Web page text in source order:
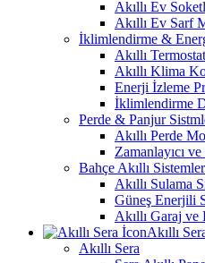
Akıllı Ev
Akıllı Ev Sarf
İklimlendirme &
Akıllı
Akıllı Klima
Enerji İzleme
İklimlendirme
Perde & Panjur
Akıllı Perde
Zamanlayıcı
Bahçe Akıllı Sistemler
Akıllı Sulama
Güneş Enerjili
Akıllı Garaj
Akıllı
Akıllı Sera